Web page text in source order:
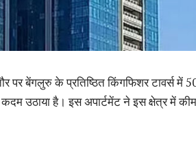
पर बेंगलुरु के प्रतिष्ठित किंगफिशर टावर्स में
उठाया है। इस अपार्टमेंट ने इस क्षेत्र में